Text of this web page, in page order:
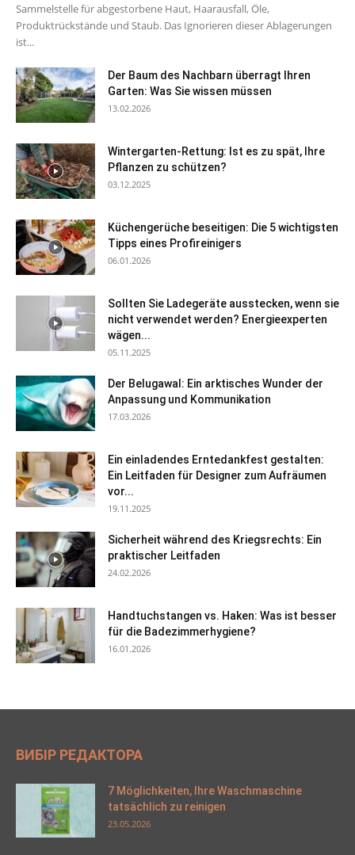
Sammelstelle für abgestorbene Haut, Haarausfall, Öle,
Produktrückstände und Staub. Das Ignorieren dieser Ablagerungen
ist...
Der Baum des Nachbarn überragt Ihren
Garten: Was Sie wissen müssen
13.02.2026
Wintergarten-Rettung: Ist es zu spät, Ihre
Pflanzen zu schützen?
03.12.2025
Küchengerüche beseitigen: Die 5 wichtigsten
Tipps eines Profireinigers
06.01.2026
Sollten Sie Ladegeräte ausstecken, wenn sie
nicht verwendet werden? Energieexperten
wägen...
05.11.2025
Der Belugawal: Ein arktisches Wunder der
Anpassung und Kommunikation
17.03.2026
Ein einladendes Erntedankfest gestalten:
Ein Leitfaden für Designer zum Aufräumen
vor...
19.11.2025
Sicherheit während des Kriegsrechts: Ein
praktischer Leitfaden
24.02.2026
Handtuchstangen vs. Haken: Was ist besser
für die Badezimmerhygiene?
16.01.2026
ВИБІР РЕДАКТОРА
7 Möglichkeiten, Ihre Waschmaschine
tatsächlich zu reinigen
23.05.2026